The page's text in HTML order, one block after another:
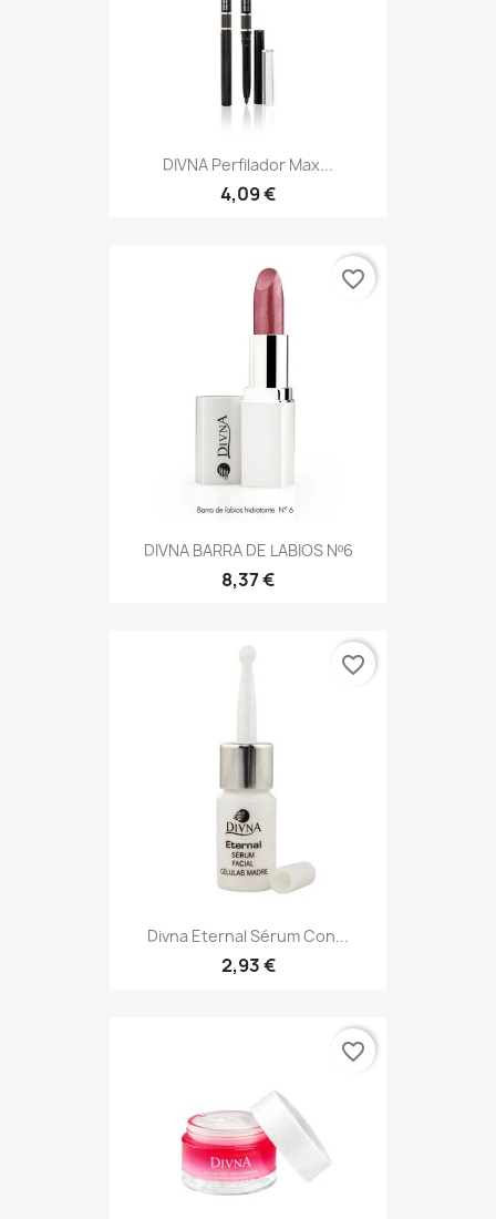
DIVNA Perfilador Max...
4,09 €
DIVNA BARRA DE LABIOS Nº6
8,37 €
favorite_border
Divna Eternal Sérum Con...
2,93 €
favorite_border
favorite_border